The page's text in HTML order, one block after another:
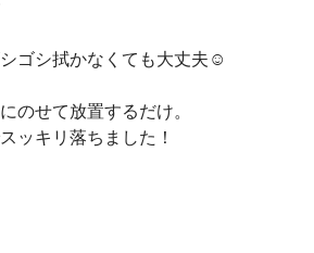
ゴシ拭かなくても大丈夫☺
のせて放置するだけ。
ッキリ落ちました！